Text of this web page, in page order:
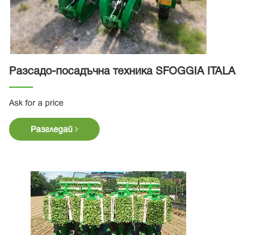
Разсадо-посадъчна техника SFOGGIA ITALA
Ask for a price
Разгледай